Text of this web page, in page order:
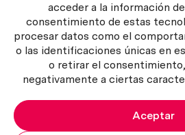
acceder a la información
consentimiento de estas
procesar datos como el
o las identificaciones únicas en
o retirar el
negativamente a ciertas
Aceptar
Atención al
Contactar
Manual del
Política del servicio